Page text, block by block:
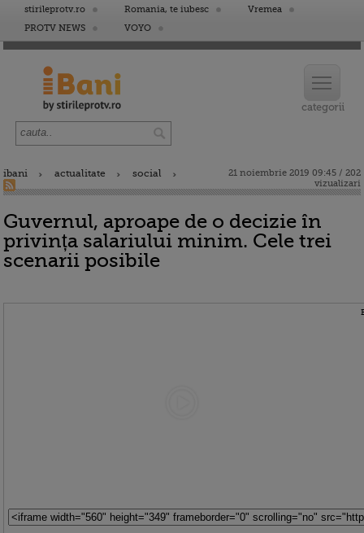
stirileprotv.ro Romania, te iubesc
Vremea
PROTV NEWS
VOYO
ibani actualitate social
21 noiembrie 2019 09:45 / 202
vizualizari
Guvernul, aproape de o decizie în
privința salariului minim. Cele trei
scenarii posibile